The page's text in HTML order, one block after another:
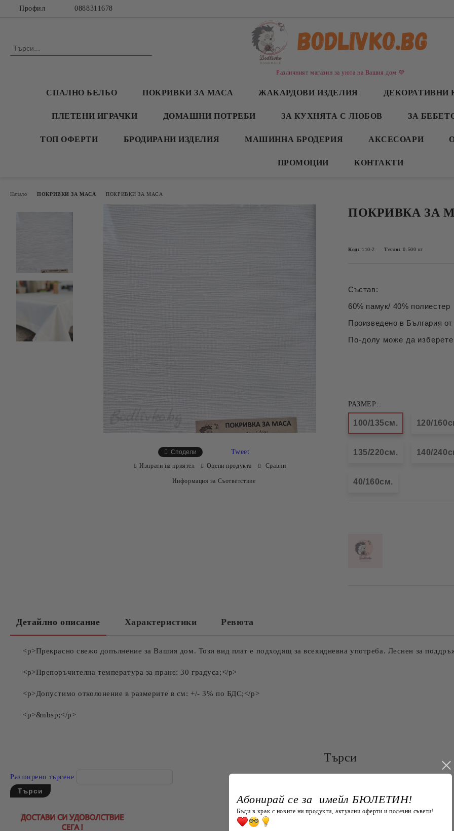
Профил 0888311678
Различният магазин за уюта на Вашия дом 💜
СПАЛНО БЕЛЬО ПОКРИВКИ ЗА МАСА ЖАКАРДОВИ ИЗДЕЛИЯ ДЕКОРАТИВНИ
ПЛЕТЕНИ ИГРАЧКИ ДОМАШНИ ПОТРЕБИ ЗА КУХНЯТА С ЛЮБОВ ЗА
ТОП ОФЕРТИ БРОДИРАНИ ИЗДЕЛИЯ МАШИННА БРОДЕРИЯ АКСЕСОАРИ
ПРОМОЦИИ КОНТАКТИ
Начало ПОКРИВКИ ЗА МАСА ПОКРИВКИ ЗА МАСА
ПОКРИВКА ЗА
Код: 110-2 Тегло: 0.500 кг
Състав:
60% памук/ 40% полиестер
Произведено в България
По-долу може да
РАЗМЕР::
100/135см. 120/
135/220см. 140/
40/160см.
Сподели Tweet
Изпрати на приятел Оцени продукта Сравни
Информация за Съответствие
Детайлно описание Характеристики Ревюта
<p>Прекрасно свежо допълнение за Вашия дом. Този вид плат е подходящ за всекидневна употреба. Леснен за
<p>Препоръчителна температура за пране: 30 градуса;</p>
<p>Допустимо отколонение в размерите в см: +/- 3% по БДС;</p>
<p>&nbsp;</p>
Търси
Разширено търсене
Абонирай се за имейл БЮЛЕТИН!
Бъди в крак с новите ни продукти, актуални оферти и полезни съвети!